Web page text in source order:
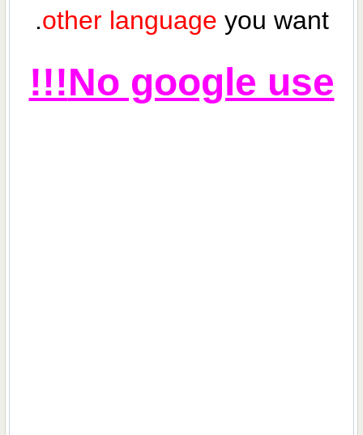
other language you want.
No google use!!!